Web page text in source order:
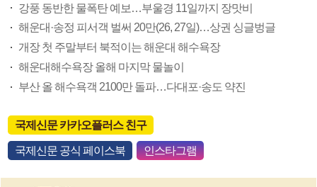
강풍 동반한 물폭탄 예보…부울경 11일까지 장맛비
해운대·송정 피서객 벌써 20만(26, 27일)…상권 싱글벙글
개장 첫 주말부터 북적이는 해운대 해수욕장
해운대해수욕장 올해 마지막 물놀이
부산 올 해수욕객 2100만 돌파…다대포·송도 약진
국제신문 카카오플러스 친구
국제신문 공식 페이스북 인스타그램